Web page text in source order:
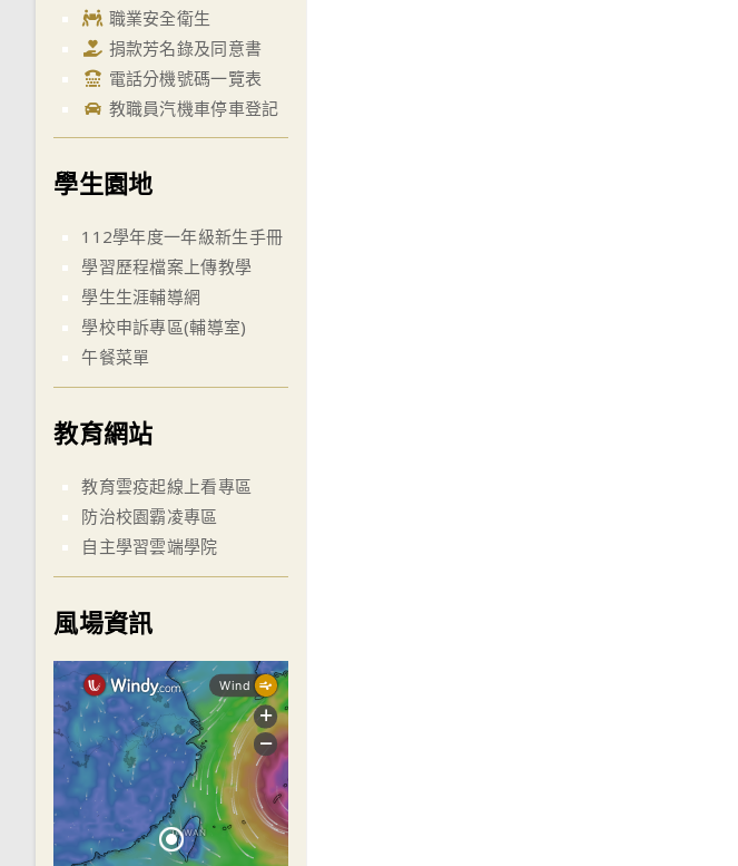
職業安全衛生
捐款芳名錄及同意書
電話分機號碼一覽表
教職員汽機車停車登記
學生園地
112學年度一年級新生手冊
學習歷程檔案上傳教學
學生生涯輔導網
學校申訴專區(輔導室)
午餐菜單
教育網站
教育雲疫起線上看專區
防治校園霸凌專區
自主學習雲端學院
風場資訊